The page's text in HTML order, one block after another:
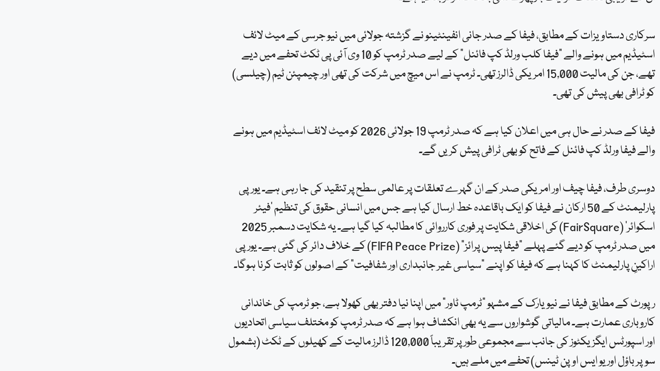
سرکاری دستاویزات کے مطابق، فیفا کے صدر جانی انفینٹینو نے گزشتہ جولائی میں نیو جرسی کے میٹ لائف
اسٹیڈیم میں ہونے والے “فیفا کلب ورلڈ کپ فائنل” کے لیے صدر ٹرمپ کو 10 وی آئی پی ٹکٹ تحفے میں دیے
تھے، جن کی مالیت 15,000 امریکی ڈالرز تھی۔ ٹرمپ نے اس میچ میں شرکت کی تھی اور چیمپئن ٹیم (چیلسی)
کو ٹرافی بھی پیش کی تھی۔
فیفا کے صدر نے حال ہی میں اعلان کیا ہے کہ صدر ٹرمپ 19 جولائی 2026 کو میٹ لائف اسٹیڈیم میں ہونے
والے فیفا ورلڈ کپ فائنل کے فاتح کو بھی ٹرافی پیش کریں گے۔
دوسری طرف، فیفا چیف اور امریکی صدر کے ان گہرے تعلقات پر عالمی سطح پر تنقید کی جا رہی ہے۔ یورپی
پارلیمنٹ کے 50 ارکان نے فیفا کو ایک باقاعدہ خط ارسال کیا ہے جس میں انسانی حقوق کی تنظیم ‘فیئر
اسکوائر’ (FairSquare) کی اخلاقی شکایت پر فوری کارروائی کا مطالبہ کیا گیا ہے۔ یہ شکایت دسمبر 2025
میں صدر ٹرمپ کو دیے گئے پہلے “فیفا پیس پرائز” (FIFA Peace Prize) کے خلاف دائر کی گئی ہے۔ یورپی
اراکینِ پارلیمنٹ کا کہنا ہے کہ فیفا کو اپنے “سیاسی غیر جانبداری اور شفافیت” کے اصولوں کو ثابت کرنا ہوگا۔
رپورٹ کے مطابق فیفا نے نیویارک کے مشہو “ٹرمپ ٹاور” میں اپنا نیا دفتر بھی کھولا ہے، جو ٹرمپ کی خاندانی
کاروباری عمارت ہے۔ مالیاتی گوشواروں سے یہ بھی انکشاف ہوا ہے کہ صدر ٹرمپ کو مختلف سیاسی اتحادیوں
اور اسپورٹس ایگزیکٹوز کی جانب سے مجموعی طور پر تقریباً 120,000 ڈالرز مالیت کے کھیلوں کے ٹکٹ (بشمول
سوپر باؤل اور یو ایس اوپن ٹینس) تحفے میں ملے ہیں۔